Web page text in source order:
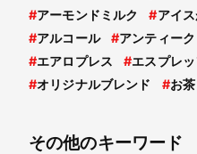
#アーモンドミルク #アイ
#アルコール #アンティーク
#エアロプレス #エスプレッ
#オリジナルブレンド #お茶
その他のキーワード